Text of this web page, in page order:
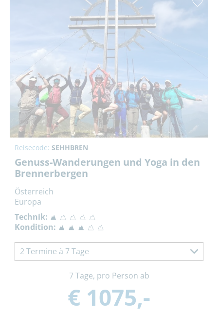
Reisecode: SEHHBREN
Genuss-Wanderungen und Yoga in den
Brennerbergen
Österreich
Europa
Technik:
Kondition:
2 Termine à 7 Tage
7 Tage, pro Person ab
€ 1075,-